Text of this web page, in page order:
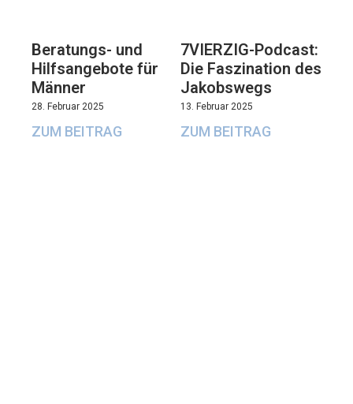
Beratungs- und
Hilfsangebote für
Männer
28. Februar 2025
ZUM BEITRAG
7VIERZIG-Podcast:
Die Faszination des
Jakobswegs
13. Februar 2025
ZUM BEITRAG